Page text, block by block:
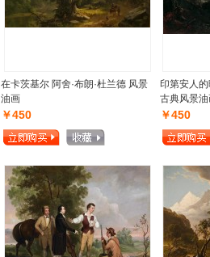
在卡茨基尔 阿舍·布朗·杜兰德 风景
油画
￥450
印第安人的
古典风景
￥450